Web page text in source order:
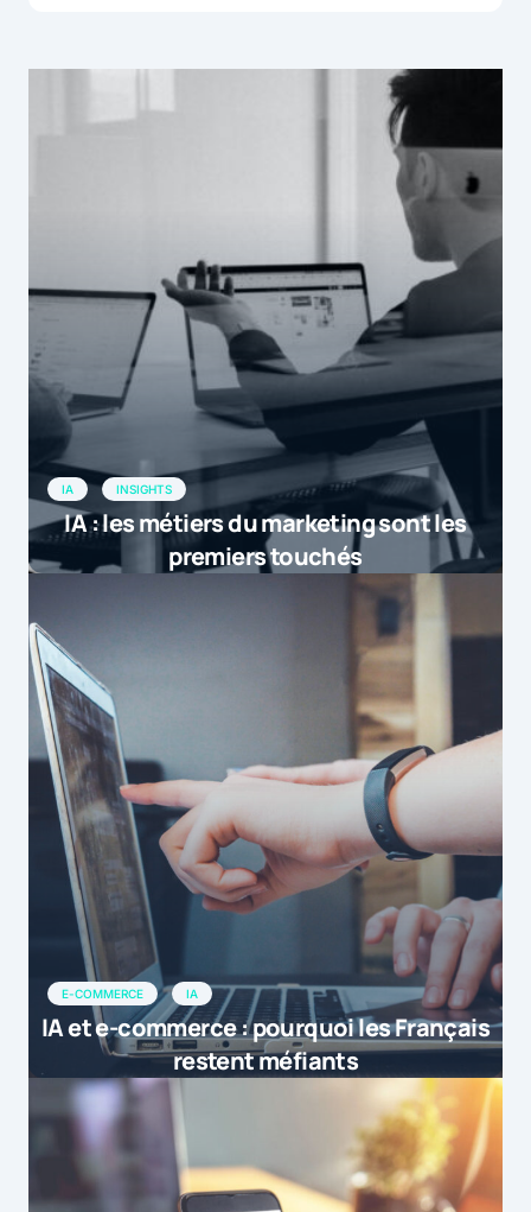
IA INSIGHTS
IA : les métiers du marketing sont les
premiers touchés
E-COMMERCE IA
IA et e-commerce : pourquoi les Français
restent méfiants